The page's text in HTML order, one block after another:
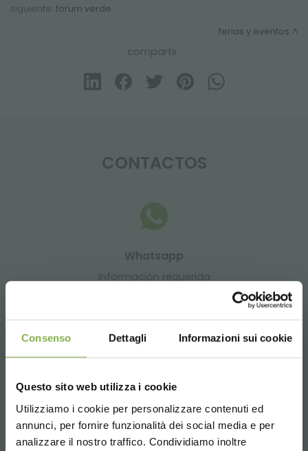
Consenso Dettagli Informazioni sui cookie
Questo sito web utilizza i cookie
Utilizziamo i cookie per personalizzare contenuti ed
annunci, per fornire funzionalità dei social media e per
analizzare il nostro traffico. Condividiamo inoltre
siguiente: forum verde
ferias y eventos
compartir
CONTACTOS
Whatsapp
Información requerida
Email
Información requerida
info@orlandelli.it